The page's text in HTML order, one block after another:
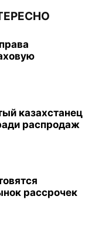
казахстанец
распродаж
рассрочек